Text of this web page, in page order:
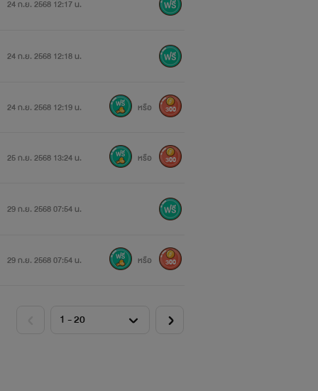
24 ก.ย. 2568 12:17 น.
24 ก.ย. 2568 12:18 น.
24 ก.ย. 2568 12:19 น. หรือ 300
25 ก.ย. 2568 13:24 น. หรือ 300
29 ก.ย. 2568 07:54 น.
29 ก.ย. 2568 07:54 น. หรือ 300